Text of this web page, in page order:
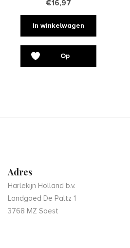
€16,97
In winkelwagen
Op
Adres
Harlekijn Holland b.v.
Landgoed De Paltz 1
3768 MZ Soest